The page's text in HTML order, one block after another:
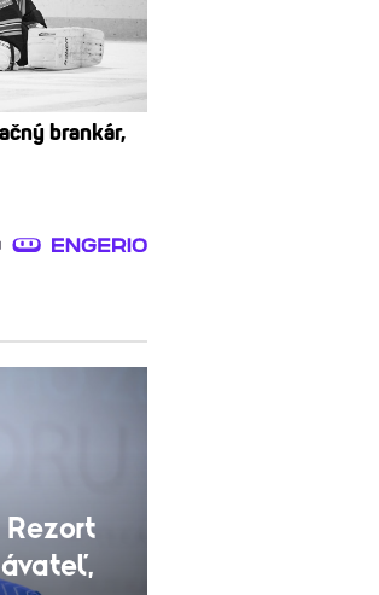
brankár,
Rezort